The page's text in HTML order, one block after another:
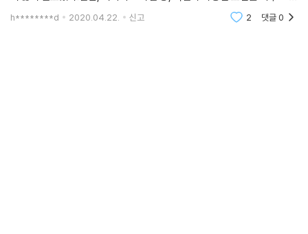
고 하다 보니, 논리 전개가 빈약하고, 비약하는 경우가 많다. 과장법은 귀엽
h********d 2020.04.22. 신고 2 댓글0